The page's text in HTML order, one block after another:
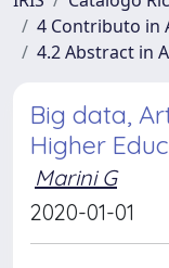
4 Contributo in
4.2 Abstract in
Big data,
Higher
Marini G
2020-01-01